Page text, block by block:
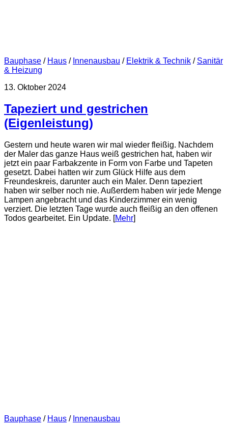
Bauphase / Haus / Innenausbau / Elektrik & Technik / Sanitär
& Heizung
13. Oktober 2024
Tapeziert und gestrichen
(Eigenleistung)
Gestern und heute waren wir mal wieder fleißig. Nachdem
der Maler das ganze Haus weiß gestrichen hat, haben wir
jetzt ein paar Farbakzente in Form von Farbe und Tapeten
gesetzt. Dabei hatten wir zum Glück Hilfe aus dem
Freundeskreis, darunter auch ein Maler. Denn tapeziert
haben wir selber noch nie. Außerdem haben wir jede Menge
Lampen angebracht und das Kinderzimmer ein wenig
verziert. Die letzten Tage wurde auch fleißig an den offenen
Todos gearbeitet. Ein Update. [Mehr]
Bauphase / Haus / Innenausbau